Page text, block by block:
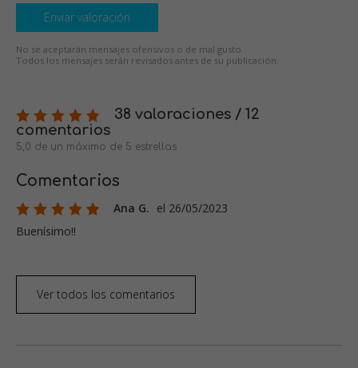
Enviar valoración
No se aceptarán mensajes ofensivos o de mal gusto.
Todos los mensajes serán revisados antes de su publicación.
38 valoraciones / 12
comentarios
5,0 de un máximo de 5 estrellas
Comentarios
Ana G. el 26/05/2023
Buenísimo!!
Ver todos los comentarios